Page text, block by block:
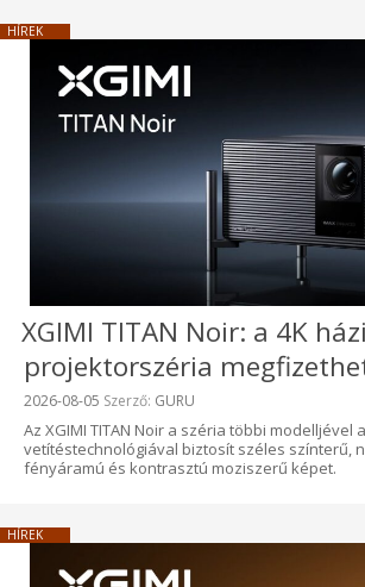
HÍREK
XGIMI TITAN Noir: a 4K házi
projektorszéria
Beküldve:
2026-08-05 Szerző: GURU
Az XGIMI TITAN Noir a széria többi modelljével
vetítéstechnológiával biztosít széles színterű,
fényáramú és kontrasztú moziszerű képet.
HÍREK